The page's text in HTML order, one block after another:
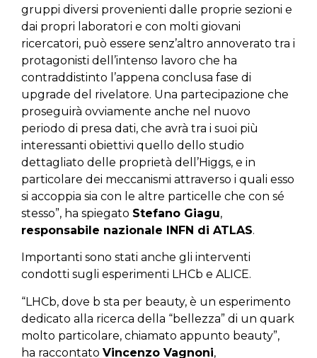
gruppi diversi provenienti dalle proprie sezioni e
dai propri laboratori e con molti giovani
ricercatori, può essere senz’altro annoverato tra i
protagonisti dell’intenso lavoro che ha
contraddistinto l’appena conclusa fase di
upgrade del rivelatore. Una partecipazione che
proseguirà ovviamente anche nel nuovo
periodo di presa dati, che avrà tra i suoi più
interessanti obiettivi quello dello studio
dettagliato delle proprietà dell’Higgs, e in
particolare dei meccanismi attraverso i quali esso
si accoppia sia con le altre particelle che con sé
stesso”, ha spiegato Stefano Giagu,
responsabile nazionale INFN di ATLAS.
Importanti sono stati anche gli interventi
condotti sugli esperimenti LHCb e ALICE.
“LHCb, dove b sta per beauty, è un esperimento
dedicato alla ricerca della “bellezza” di un quark
molto particolare, chiamato appunto beauty”,
ha raccontato Vincenzo Vagnoni,